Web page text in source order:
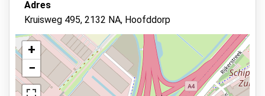
Autosleutels behouden
Camerabewaking
Beveiligd parkeren
Parkeerplek voor mindervaliden
Elektrisch laadstation
Adres
Kruisweg 495, 2132 NA, Hoofddorp
+
−